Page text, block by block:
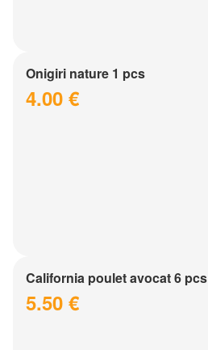
Onigiri nature 1 pcs
4.00 €
California poulet avocat 6 pcs
5.50 €